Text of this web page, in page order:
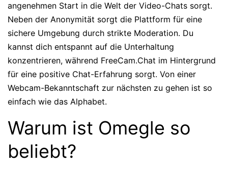
angenehmen Start in die Welt der Video-Chats sorgt.
Neben der Anonymität sorgt die Plattform für eine
sichere Umgebung durch strikte Moderation. Du
kannst dich entspannt auf die Unterhaltung
konzentrieren, während FreeCam.Chat im Hintergrund
für eine positive Chat-Erfahrung sorgt. Von einer
Webcam-Bekanntschaft zur nächsten zu gehen ist so
einfach wie das Alphabet.
Warum ist Omegle so
beliebt?